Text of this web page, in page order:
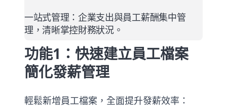
一站式管理 ：企業支出與員工薪酬集中管
理，清晰掌控財務狀況。
功能1：快速建立員工檔案
簡化發薪管理
輕鬆新增員工檔案，全面提升發薪效率：